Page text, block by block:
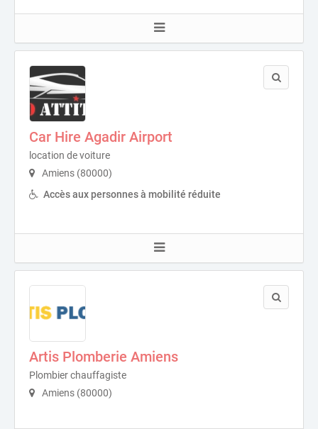
Car Hire Agadir Airport
location de voiture
Amiens (80000)
Accès aux personnes à mobilité réduite
Artis Plomberie Amiens
Plombier chauffagiste
Amiens (80000)